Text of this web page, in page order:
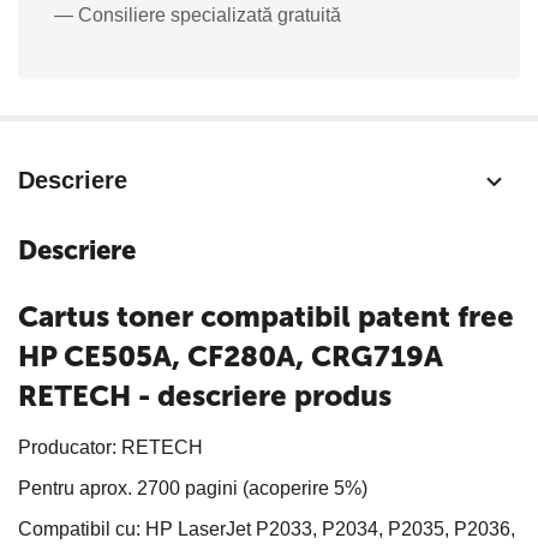
— Consiliere specializată gratuită
Descriere
Descriere
Cartus toner compatibil patent free
HP CE505A, CF280A, CRG719A
RETECH - descriere produs
Producator: RETECH
Pentru aprox. 2700 pagini (acoperire 5%)
Compatibil cu: HP LaserJet P2033, P2034, P2035, P2036,